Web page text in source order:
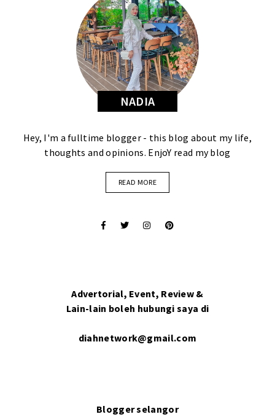
NADIA
Hey, I'm a fulltime blogger - this blog about my life,
thoughts and opinions. EnjoY read my blog
READ MORE
Advertorial, Event, Review &
Lain-lain boleh hubungi saya di
diahnetwork@gmail.com
Blogger selangor